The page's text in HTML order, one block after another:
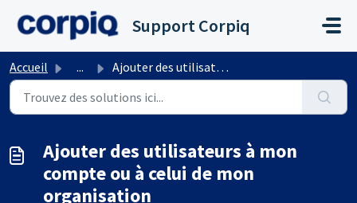
Passer au contenu principal
Support Corpiq
Accueil ... Ajouter des utilisateurs à mon compte ou à celui de mon o...
Ajouter des utilisateurs à mon
compte ou à celui de mon
organisation